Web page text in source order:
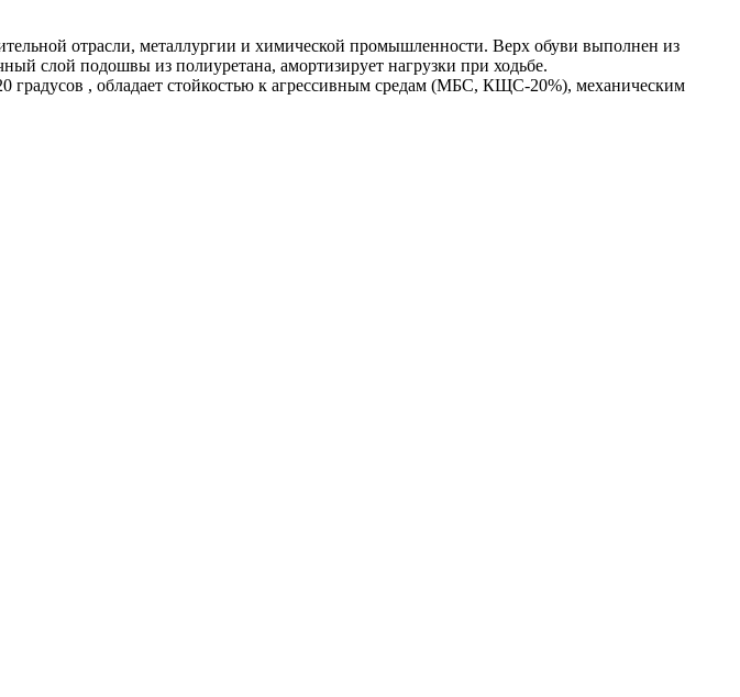
отрасли, металлургии и химической промышленности. Верх обуви выполнен из
слой подошвы из полиуретана, амортизирует нагрузки при ходьбе.
градусов , обладает стойкостью к агрессивным средам (МБС, КЩС-20%), механическим